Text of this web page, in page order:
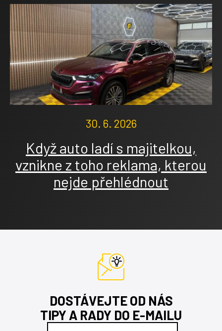
30. 6. 2026
Když auto ladí s majitelkou,
vznikne z toho reklama, kterou
nejde přehlédnout
DOSTÁVEJTE OD NÁS
TIPY A RADY DO E-MAILU